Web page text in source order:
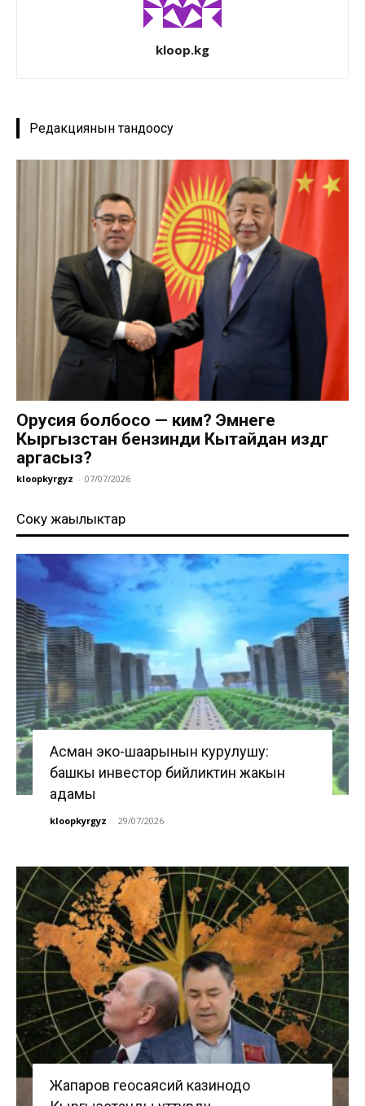
kloop.kg
Редакциянын тандоосу
Орусия болбосо — ким? Эмнеге
Кыргызстан бензинди Кытайдан издөөгө
аргасыз?
kloopkyrgyz - 07/07/2026
Соңку жаңылыктар
Асман эко-шаарынын курулушу:
башкы инвестор бийликтин жакын
адамы
kloopkyrgyz - 29/07/2026
Жапаров геосаясий казинодо